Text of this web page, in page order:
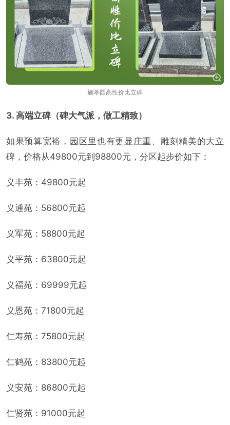
施孝园高性价比立碑
3. 高端立碑（碑大气派，做工精致）
如果预算宽裕，园区里也有更显庄重、雕刻精美的大立
碑，价格从49800元到98800元，分区起步价如下：
义丰苑：49800元起
义通苑：56800元起
义军苑：58800元起
义平苑：63800元起
义福苑：69999元起
义恩苑：71800元起
仁寿苑：75800元起
仁鹤苑：83800元起
义安苑：86800元起
仁贤苑：91000元起